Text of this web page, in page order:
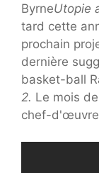
ByrneUtopie
tard cette
prochain
dernière
basket-ball
2. Le mois
chef-